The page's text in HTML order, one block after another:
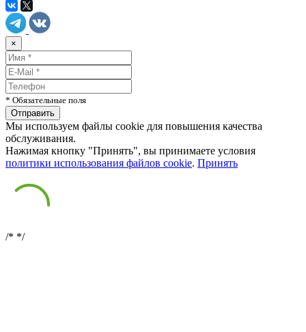
×
* Обязательные поля
Мы используем файлы cookie для повышения качества
обслуживания.
Нажимая кнопку "Принять", вы принимаете условия
политики использования файлов cookie. Принять
/* */